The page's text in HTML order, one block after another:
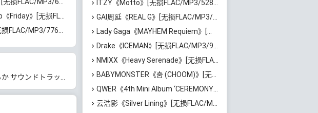
MP3/381MB]百度云网盘下载
776MB]百度云网盘下载
MP3/449MB]百度云网盘下载
ITZY《Motto》[无损FLAC/MP3/528MB]百度云网盘下载
GAI周延《REAL G》[无损FLAC/MP3/729MB]百度云网盘下载
Lady Gaga《MAYHEM Requiem》[无损FLAC/MP3/984MB]百度云网盘下载
Drake《ICEMAN》[无损FLAC/MP3/967MB]百度云网盘下载
NMIXX《Heavy Serenade》[无损FLAC/MP3/355MB]百度云网盘下载
BABYMONSTER《춤 (CHOOM)》[无损FLAC/MP3/193MB]百度云网盘下载
QWER《4th Mini Album ‘CEREMONY’》[无损FLAC/MP3/386MB]百度云网盘下载
云浩影《Silver Lining》[无损FLAC/MP3/543MB]百度云网盘下载